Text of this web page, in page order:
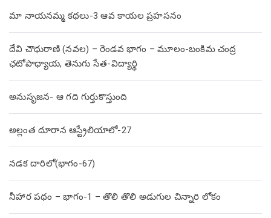
మా నాయనమ్మ కథలు-3 ఆవ కాయల ప్రహసనం
దేవి చౌధురాణి (నవల) – రెండవ భాగం – మూలం-బంకిమ చంద్ర
ఛటోపాధ్యాయ, తెనుగు సేత-విద్యార్థి
అనుసృజన- ఆ గది గుర్తుకొస్తుంది
అల్లంత దూరాన ఆస్ట్రేలియాలో-27
నడక దారిలో(భాగం-67)
నీహార పథం – భాగం-1 – తొలి తొలి అడుగుల చిన్నారి లోకం